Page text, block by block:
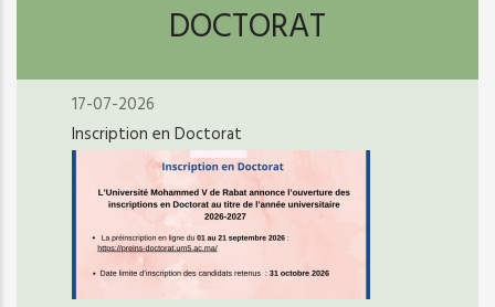
DOCTORAT
17-07-2026
Inscription en Doctorat